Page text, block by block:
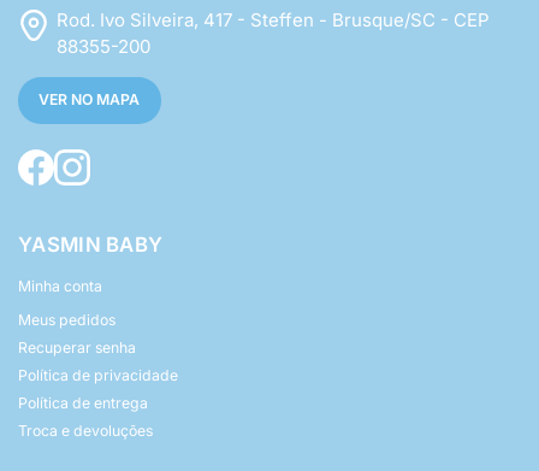
Rod. Ivo Silveira, 417 - Steffen - Brusque/SC - CEP
88355-200
VER NO MAPA
YASMIN BABY
Minha conta
Meus pedidos
Recuperar senha
Política de privacidade
Política de entrega
Troca e devoluções